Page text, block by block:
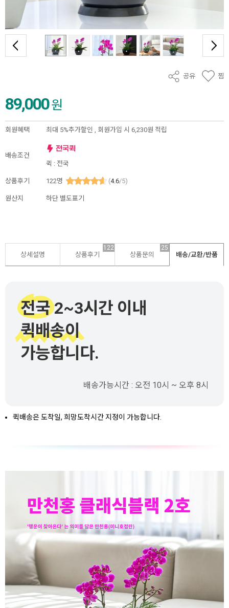
공유 찜
89,000원
회원혜택 최대 5%추가할인 , 회원가입 시 6,230원 적립
배송조건
퀵 : 전국
상품후기 122명 (4.6/5)
원산지 하단 별도표기
상세설명 상품후기
122
상품문의
25
배송/교환/반품
전국 2~3시간 이내
퀵배송이
가능합니다.
배송가능시간 : 오전 10시 ~ 오후 8시
퀵배송은 도착일, 희망도착시간 지정이 가능합니다.